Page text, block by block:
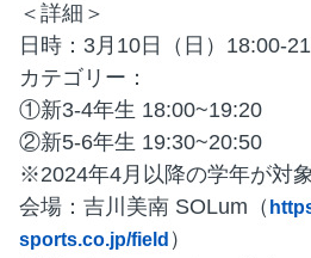
＜詳細＞
日時：3月10日（日）18:00-
カテゴリー：
①新3-4年生 18:00~19:20
②新5-6年生 19:30~20:50
※2024年4月以降の学年が対象
会場：吉川美南 SOLum（
sports.co.jp/field ）